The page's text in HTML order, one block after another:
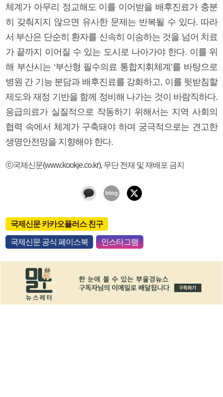
체계가 아무리 정교해도 이를 이어받을 배후진료가 충분
히 갖춰지지 않으면 유사한 문제는 반복될 수 있다. 따라
서 부산은 단순히 환자를 신속히 이송하는 것을 넘어 치료
가 끝까지 이어질 수 있는 도시로 나아가야 한다. 이를 위
해 부산시는 ‘부산형 필수의료 통합지휘체계’를 바탕으로
병원 간 기능 분담과 배후진료를 강화하고, 이를 뒷받침할
제도와 재정 기반을 함께 정비해 나가는 것이 바람직하다.
응급의료가 실질적으로 작동하기 위해서는 지역 사회의
협력 속에서 체계가 구축돼야 하며 궁극적으로는 견고한
생명안전망을 지향해야 한다.
ⓒ국제신문(www.kookje.co.kr), 무단 전재 및 재배포 금지
국제신문 카카오플러스 친구
국제신문 공식 페이스북 인스타그램